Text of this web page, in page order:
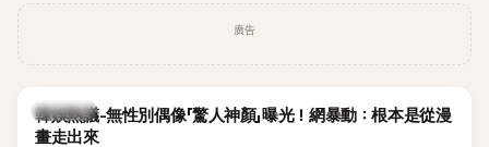
廣告
熱議討論
韓娛熱議-無性別偶像「驚人神顏」曝光！網暴動：根本是從漫
畫走出來